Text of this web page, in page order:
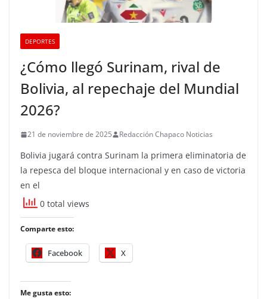
DEPORTES
¿Cómo llegó Surinam, rival de
Bolivia, al repechaje del Mundial
2026?
21 de noviembre de 2025 Redacción Chapaco Noticias
Bolivia jugará contra Surinam la primera eliminatoria de
la repesca del bloque internacional y en caso de victoria
en el
0 total views
Comparte esto:
Facebook X
Me gusta esto: